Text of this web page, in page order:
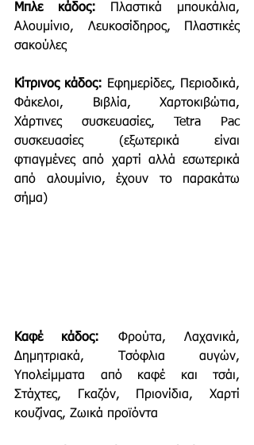
Μπλε κάδος: Πλαστικά μπουκάλια,
Αλουμίνιο, Λευκοσίδηρος, Πλαστικές
σακούλες
Κίτρινος κάδος: Εφημερίδες, Περιοδικά,
Φάκελοι, Βιβλία, Χαρτοκιβώτια,
Χάρτινες συσκευασίες, Tetra Pac
συσκευασίες (εξωτερικά είναι
φτιαγμένες από χαρτί αλλά εσωτερικά
από αλουμίνιο, έχουν το παρακάτω
σήμα)
Καφέ κάδος: Φρούτα, Λαχανικά,
Δημητριακά, Τσόφλια αυγών,
Υπολείμματα από καφέ και τσάι,
Στάχτες, Γκαζόν, Πριονίδια, Χαρτί
κουζίνας, Ζωικά προϊόντα